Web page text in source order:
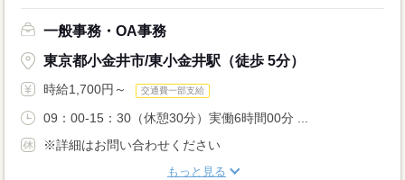
一般事務・OA事務
東京都小金井市/東小金井駅（徒歩 5分）
時給1,700円～ 交通費一部支給
09：00-15：30（休憩30分）実働6時間00分 ...
※詳細はお問い合わせください
もっと見る